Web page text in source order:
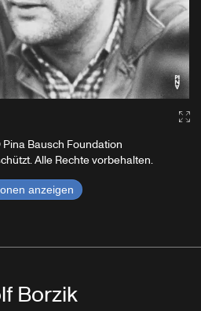
Bausch Foundation
Alle Rechte vorbehalten.
anzeigen
Borzik